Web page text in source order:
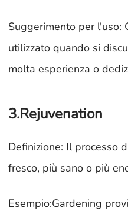
Suggerimento per l'uso:
utilizzato quando si
molta esperienza o
3.Rejuvenation
Definizione: Il processo
fresco, più sano o più
Esempio:Gardening